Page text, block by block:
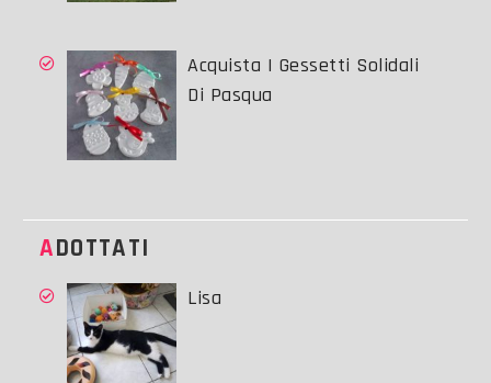
Acquista I Gessetti Solidali
Di Pasqua
ADOTTATI
Lisa